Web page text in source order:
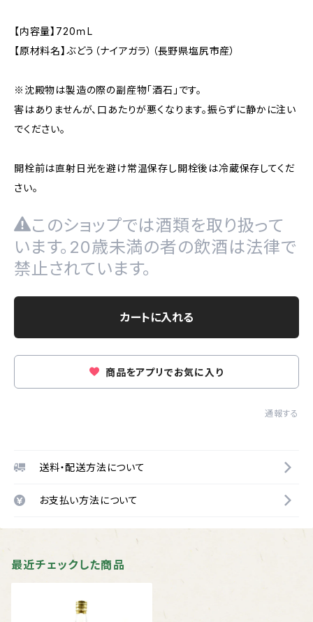
【内容量】720ｍL
【原材料名】ぶどう（ナイアガラ）（長野県塩尻市産）
※沈殿物は製造の際の副産物「酒石」です。
害はありませんが、口あたりが悪くなります。振らずに静かに注い
でください。
開栓前は直射日光を避け常温保存し開栓後は冷蔵保存してくだ
さい。
このショップでは酒類を取り扱って
います。20歳未満の者の飲酒は法律で
禁止されています。
カートに入れる
商品をアプリでお気に入り
通報する
送料・配送方法について
お支払い方法について
最近チェックした商品